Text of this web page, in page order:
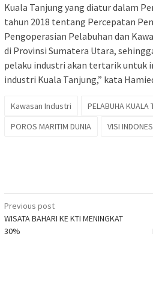
Kuala Tanjung yang diatur dalam
tahun 2018 tentang Percepatan
Pengoperasian Pelabuhan dan
di Provinsi Sumatera Utara,
pelaku industri akan tertarik untuk
industri Kuala Tanjung,” kata
Kawasan Industri PELABUHA KUALA
POROS MARITIM DUNIA
VISI
Post
navigation
Previous post
WISATA BAHARI KE KTI MENINGKAT
30%